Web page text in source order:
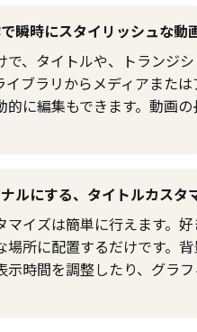
瞬時にスタイリッシュな動
で、タイトルや、トランジ
イブラリからメディアまた
的に編集もできます。動画
ルにする、タイトルカスタ
マイズは簡単に行えます。
場所に配置するだけです。
示時間を調整したり、グラ